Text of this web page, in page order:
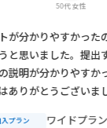
かったので、申込を
。提出する資料につ
やすかったです。こ
ございました。
ドプラン